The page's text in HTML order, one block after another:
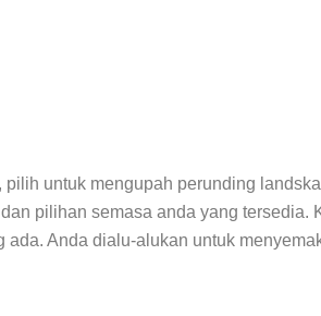
untuk mengupah perunding
pilihan semasa anda yang
Anda dialu-alukan untuk